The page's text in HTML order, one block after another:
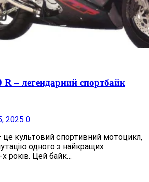
R – легендарний спортбайк
2025 0
це культовий спортивний мотоцикл,
одного з найкращих
років. Цей байк…